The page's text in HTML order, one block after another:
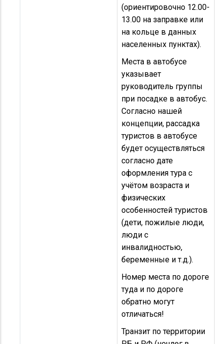
(ориентировочно 12.00-
13.00 на заправке или
на кольце в данных
населенных пунктах).
Места в автобусе
указывает
руководитель группы
при посадке в автобус.
Согласно нашей
концепции, рассадка
туристов в автобусе
будет осуществляться
согласно дате
оформления тура c
учётом возраста и
физических
особенностей туристов
(дети, пожилые люди,
люди с
инвалидностью,
беременные и т.д.).
Номер места по дороге
туда и по дороге
обратно могут
отличаться!
Транзит по территории